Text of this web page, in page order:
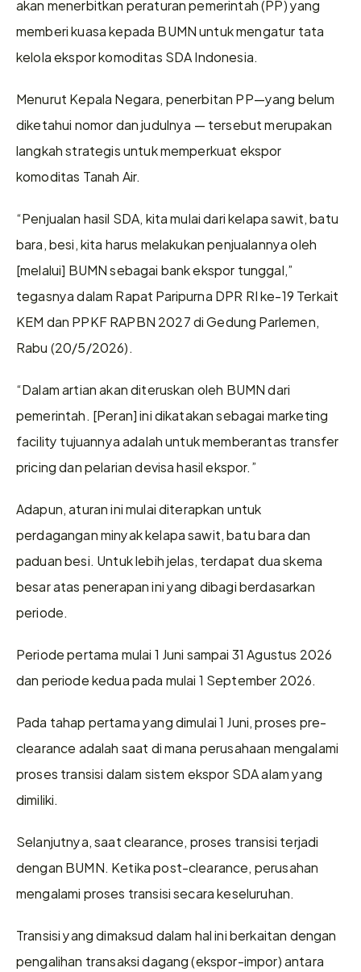
akan menerbitkan peraturan pemerintah (PP) yang
memberi kuasa kepada BUMN untuk mengatur tata
kelola ekspor komoditas SDA Indonesia.
Menurut Kepala Negara, penerbitan PP—yang belum
diketahui nomor dan judulnya — tersebut merupakan
langkah strategis untuk memperkuat ekspor
komoditas Tanah Air.
“Penjualan hasil SDA, kita mulai dari kelapa sawit, batu
bara, besi, kita harus melakukan penjualannya oleh
[melalui] BUMN sebagai bank ekspor tunggal,”
tegasnya dalam Rapat Paripurna DPR RI ke-19 Terkait
KEM dan PPKF RAPBN 2027 di Gedung Parlemen,
Rabu (20/5/2026).
“Dalam artian akan diteruskan oleh BUMN dari
pemerintah. [Peran] ini dikatakan sebagai marketing
facility tujuannya adalah untuk memberantas transfer
pricing dan pelarian devisa hasil ekspor.”
Adapun, aturan ini mulai diterapkan untuk
perdagangan minyak kelapa sawit, batu bara dan
paduan besi. Untuk lebih jelas, terdapat dua skema
besar atas penerapan ini yang dibagi berdasarkan
periode.
Periode pertama mulai 1 Juni sampai 31 Agustus 2026
dan periode kedua pada mulai 1 September 2026.
Pada tahap pertama yang dimulai 1 Juni, proses pre-
clearance adalah saat di mana perusahaan mengalami
proses transisi dalam sistem ekspor SDA alam yang
dimiliki.
Selanjutnya, saat clearance, proses transisi terjadi
dengan BUMN. Ketika post-clearance, perusahan
mengalami proses transisi secara keseluruhan.
Transisi yang dimaksud dalam hal ini berkaitan dengan
pengalihan transaksi dagang (ekspor-impor) antara